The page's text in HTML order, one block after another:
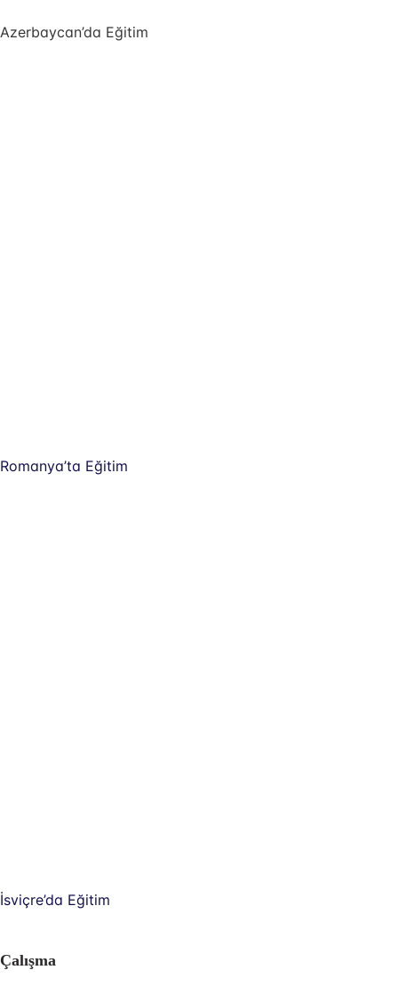
Azerbaycan’da Eğitim
Romanya’ta Eğitim
İsviçre’da Eğitim
Çalışma